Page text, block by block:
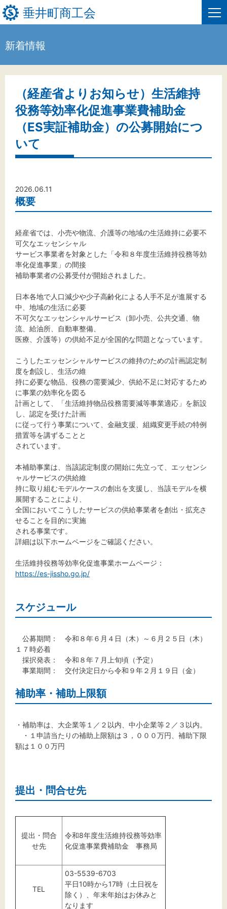
垂井町商工会
事業者・創業者の方へ
関係機関の方へ
垂井町商工会について
背景色
黒 白 黄
新着情報
（経産省よりお知らせ）生活維持
役務等効率化促進事業費補助金
（ES実証補助金）の公募開始につ
いて
2026.06.11
概要
経産省では、小売や物流、介護等の地域の生活維持に必要不
可欠なエッセンシャル
サービス事業者を対象とした「令和８年度生活維持役務等効
率化促進事業」の間接
補助事業者の公募受付が開始されました。
日本各地で人口減少や少子高齢化による人手不足が進展する
中、地域の生活に必要
不可欠なエッセンシャルサービス（卸小売、公共交通、物
流、給油所、自動車整備、
医療、介護等）の供給不足が全国的な問題となっています。
こうしたエッセンシャルサービスの維持のための計画認定制
度を創設し、生活の維
持に必要な物品、役務の需要減少、供給不足に対応するため
に事業の効率化を図る
計画として、「生活維持物品役務需要減等事業適応」を新設
し、認定を受けた計画
に従って行う事業について、金融支援、組織変更手続の特例
措置等を講ずることと
されています。
本補助事業は、当該認定制度の開始に先立って、エッセンシ
ャルサービスの供給維
持に取り組むモデルケースの創出を支援し、当該モデルを横
展開することにより、
全国においてこうしたサービスの供給事業者を創出・拡充さ
せることを目的に実施
される事業です。
詳細は以下ホームページをご確認ください。
生活維持役務等効率化促進事業ホームページ：
https://es-jissho.go.jp/
スケジュール
公募期間： 令和８年６月４日（木）～６月２５日（木）
１７時必着
採択発表： 令和８年７月上旬頃（予定）
事業期間： 交付決定日から令和９年２月１９日（金）
補助率・補助上限額
・補助率は、大企業等１／２以内、中小企業等２／３以内。
・１申請当たりの補助上限額は３，０００万円、補助下限
額は１００万円
提出・問合せ先
提出・問合
せ先
令和8年度生活維持役務等効率
化促進事業費補助金 事務局
TEL
03-5539-6703
平日10時から17時（土日祝を
除く）、年末年始はお休みと
なります